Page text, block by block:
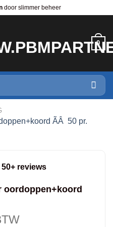
door slimmer beheer
0
50+ reviews
oordoppen+koord